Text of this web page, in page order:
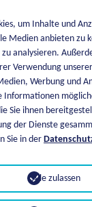
Beratung
von A - Z
Über
um Inhalte und
Medien anbieten zu
analysieren.
Verwendung
Werbung und
Informationen
Sie ihnen
der Dienste
Sie in der
Alle zulassen